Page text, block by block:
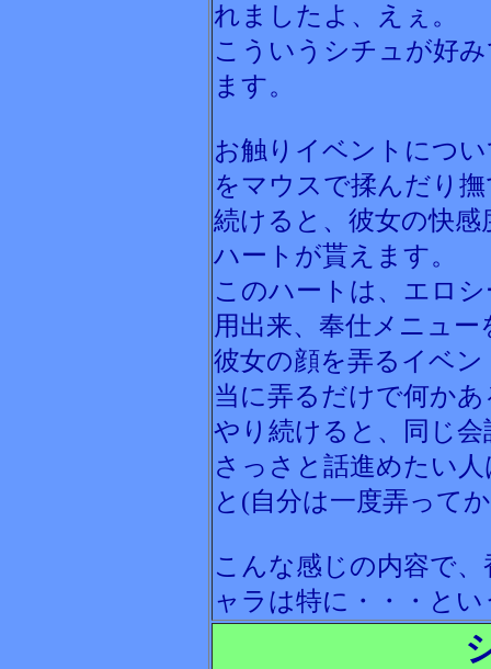
れましたよ、えぇ。
こういうシチュが好
ます。
お触りイベントにつ
をマウスで揉んだり
続けると、彼女の快
ハートが貰えます。
このハートは、エロ
用出来、奉仕メニュ
彼女の顔を弄るイベ
当に弄るだけで何か
やり続けると、同じ
さっさと話進めたい
と(自分は一度弄って
こんな感じの内容で
ャラは特に・・・と